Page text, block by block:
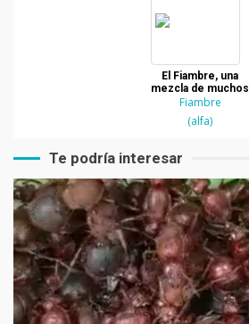
El Fiambre, una
mezcla de muchos
ingredientes cada
1ero de noviembre
Fiambre
(alfa)
Te podría interesar